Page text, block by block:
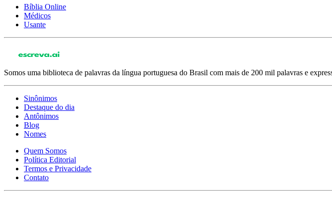
Bíblia Online
Médicos
Usante
Somos uma biblioteca de palavras da língua portuguesa do Brasil com mais de 200 mil palavras e
Sinônimos
Destaque do dia
Antônimos
Blog
Nomes
Quem Somos
Política Editorial
Termos e Privacidade
Contato